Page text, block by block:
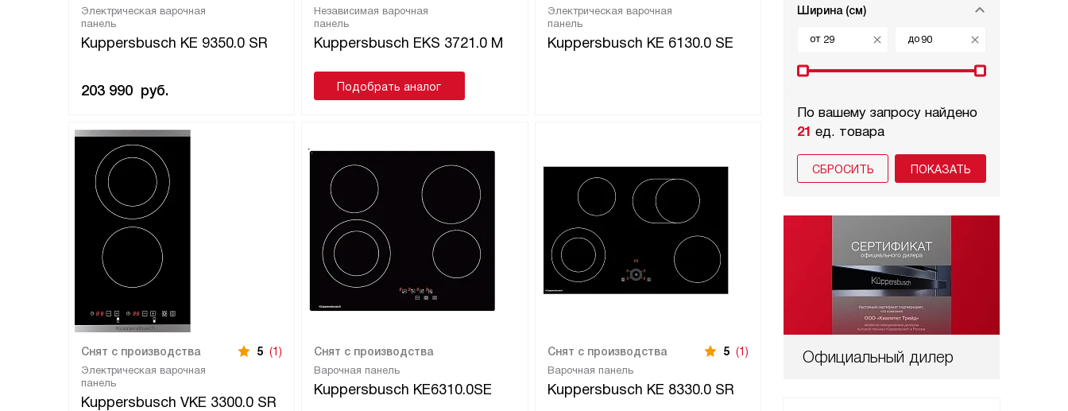
Ширина (см)
от до
По вашему запросу найдено
21 ед. товара
СБРОСИТЬ
Официальный дилер
Электрическая варочная
панель
Kuppersbusch KE 9350.0 SR
203 990 руб.
Независимая варочная
панель
Kuppersbusch EKS 3721.0 M
Подобрать аналог
Электрическая варочная
панель
Kuppersbusch KE 6130.0 SE
Электрическая варочная
панель
Kuppersbusch VKE 3300.0 SR
Снят с производства 5 (1)
Варочная панель
Kuppersbusch KE6310.0SE
Снят с производства
Варочная панель
Kuppersbusch KE 8330.0 SR
Снят с производства 5 (1)